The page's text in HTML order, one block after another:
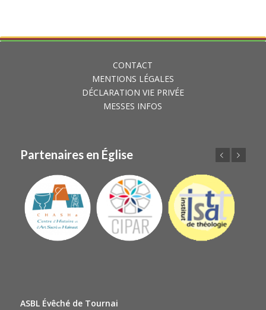
CONTACT
MENTIONS LÉGALES
DÉCLARATION VIE PRIVÉE
MESSES INFOS
Partenaires en Église
ASBL Évêché de Tournai